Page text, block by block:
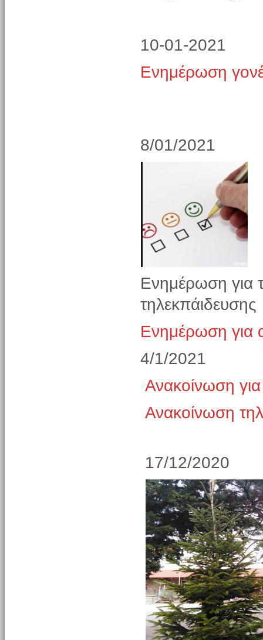
10-01-2021
Ενημέρωση
8/01/2021
Ενημέρωση για
τηλεκπάιδευσης
Ενημέρωση για
4/1/2021
Ανακοίνωση
Ανακοίνωση
17/12/2020